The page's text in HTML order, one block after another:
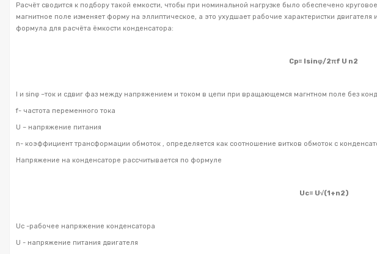
Расчёт сводится к подбору такой емкости, чтобы при номинальной нагрузке было обеспечено
магнитное поле изменяет форму на эллиптическое, а это ухудшает рабочие характеристки
формула для расчёта ёмкости конденсатора:
Ср= Isinφ/2πf U n2
I и sinφ –ток и сдвиг фаз между напряжением и током в цепи при вращающемся магнтном поле без
f- частота переменного тока
U – напряжение питания
n- коэффициент трансформации обмоток , определяется как соотношение витков обмоток с
Напряжение на конденсаторе рассчитывается по формуле
Uc= U√(1+n2)
Uc -рабочее напряжение конденсатора
U - напряжение питания двигателя